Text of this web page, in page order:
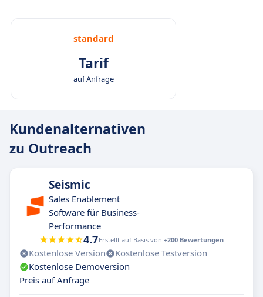
standard
Tarif
auf Anfrage
Kundenalternativen
zu Outreach
Seismic
Sales Enablement
Software für Business-
Performance
4.7Erstellt auf Basis von +200 Bewertungen
Kostenlose Version
Kostenlose Testversion
Kostenlose Demoversion
Preis auf Anfrage